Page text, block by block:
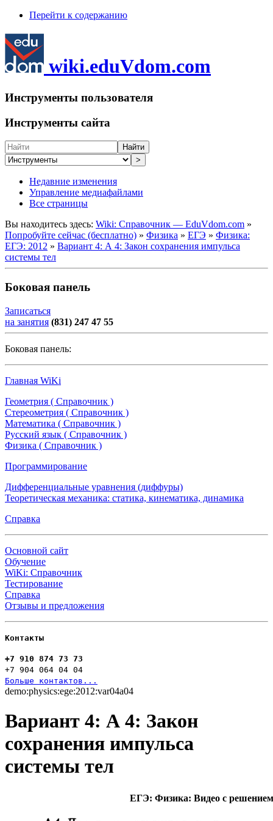
Перейти к содержанию
wiki.eduVdom.com
Инструменты пользователя
Инструменты сайта
Найти
>
Недавние изменения
Управление медиафайлами
Все страницы
Вы находитесь здесь: Wiki: Справочник — EduVdom.com »
Попробуйте сейчас (бесплатно) » Физика » ЕГЭ » Физика:
ЕГЭ: 2012 » Вариант 4: А 4: Закон сохранения импульса
системы тел
Боковая панель
Записаться
на занятия (831) 247 47 55
Боковая панель:
Главная WiKi
Геометрия ( Справочник )
Стереометрия ( Справочник )
Математика ( Справочник )
Русский язык ( Справочник )
Физика ( Справочник )
Программирование
Дифференциальные уравнения (диффуры)
Теоретическая механика: статика, кинематика, динамика
Справка
Основной сайт
Обучение
WiKi: Справочник
Тестирование
Справка
Отзывы и предложения
Контакты
+7 910 874 73 73
+7 904 064 04 04
Больше контактов...
demo:physics:ege:2012:var04a04
Вариант 4: А 4: Закон
сохранения импульса
системы тел
ЕГЭ: Физика: Видео с решением